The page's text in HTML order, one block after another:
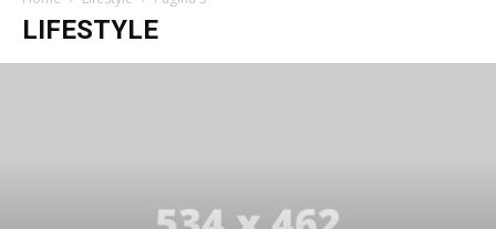
LIFESTYLE